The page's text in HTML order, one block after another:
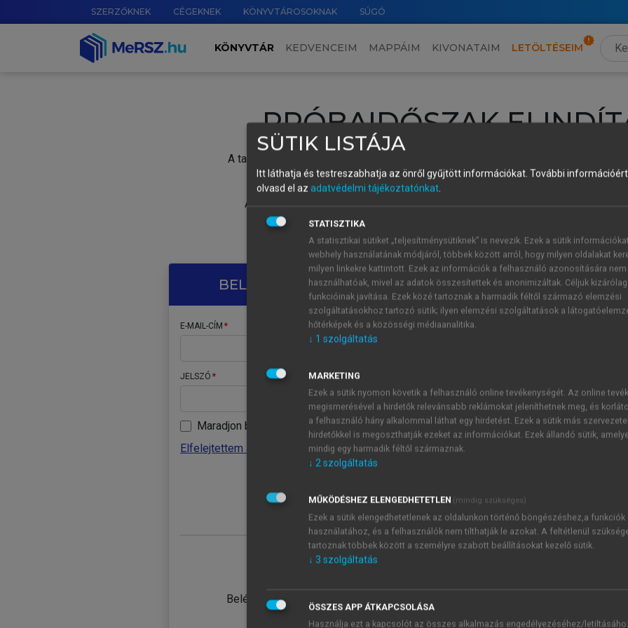
SZERZŐKNEK CÉGEKNEK KÖNYVTÁROSOKNAK SÚGÓ
KÖNYVTÁR KEDVENCEIM MAPPÁIM KIVONATAIM LETÖLTÉSEIM
PRÓBAIDŐSZAK
A tartalom megtekintéséhez lépj be a saját fiókoddal, iskolai azonosítóddal vagy
Új felhasználóként1 óra díjmentes hozzáférésrevagy
A próbaidőszak elindításához,
vagy hozz
A regisztráció után a
BELÉPÉS SAJÁT FIÓKKAL
E-MAIL-CÍM
JELSZÓ
Maradjon belépve
Elfelejtettem a jelszavamat
Belépés intézményi azonosítóval
ÚJ FIÓK
1 óra
JELSZÓ
Kérek értesítést a MeRSZ
Kérek értesítést az
SÜTIK LISTÁJA
Itt láthatja és testreszabhatja az önről gyűjtött információkat. További
olvasd el az adatvédelmi tájékoztatónkat.
STATISZTIKA
A statisztikai sütiket „teljesítménysütiknek” is nevezik. Ezek a sütik
webhely használatának módjáról, többek között arról, hogy milyen oldalakat
milyen linkekre kattintott. Ezek az információk a felhasználó azonosítására nem
használhatóak, mivel az adatok összesítettek és anonimizáltak. Céljuk
funkcióinak javítása. Ezek közé tartoznak a harmadik féltől származó elemzési
szolgáltatásokhoz tartozó sütik; ilyen elemzési szolgáltatások a
hőtérképek és a közösségi médiaanalitika.
↓ 1 szolgáltatás
MARKETING
Ezek a sütik nyomon követik a felhasználó online tevékenységét. Az online
megismerésével a hirdetők relevánsabb reklámokat jeleníthetnek meg, és
a felhasználó hány alkalommal láthat egy hirdetést. Ezek a sütik más
hirdetőkkel is megoszthatják ezeket az információkat. Ezek állandó sütik,
mindig egy harmadik féltől származnak.
↓ 2szolgáltatás
MŰKÖDÉSHEZ ELENGEDHETETLEN (mindig szükséges)
Ezek a sütik elengedhetetlenek az oldalunkon történő böngészéshez,a funkciók
használatához, és a felhasználók nem tilthatják le azokat. A feltétlenül
tartoznak többek között a személyre szabott beállításokat kezelő sütik.
↓ 3 szolgáltatás
ÖSSZES APP ÁTKAPCSOLÁSA
Használja ezt a kapcsolót az összes alkalmazás engedélyezéséhez/